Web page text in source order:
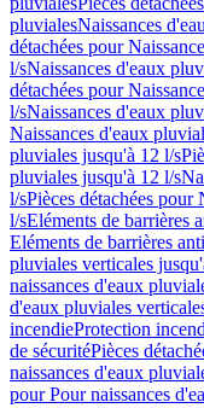
pluvialesNaissances
détachées pour
l/sNaissances d'eaux
détachées pour
l/sNaissances d'eaux
Naissances d'eaux
pluviales jusqu'à 12 l/s
pluviales jusqu'à 12 l/s
l/sPièces détachées pour
l/sEléments de barrières
Eléments de barrières
pluviales verticales
naissances d'eaux
d'eaux pluviales
incendieProtection
de sécuritéPièces
naissances d'eaux
pour Pour naissances